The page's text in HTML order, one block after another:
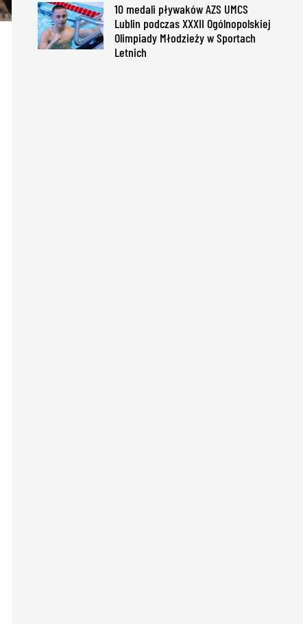
10 medali pływaków AZS UMCS
Lublin podczas XXXII Ogólnopolskiej
Olimpiady Młodzieży w Sportach
Letnich